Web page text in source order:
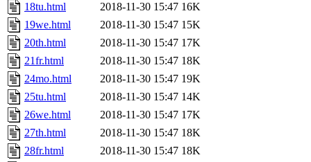
18tu.html
2018-11-30 15:47 16K
19we.html
2018-11-30 15:47 15K
20th.html
2018-11-30 15:47 17K
21fr.html
2018-11-30 15:47 18K
24mo.html
2018-11-30 15:47 19K
25tu.html
2018-11-30 15:47 14K
26we.html
2018-11-30 15:47 17K
27th.html
2018-11-30 15:47 18K
28fr.html
2018-11-30 15:47 18K